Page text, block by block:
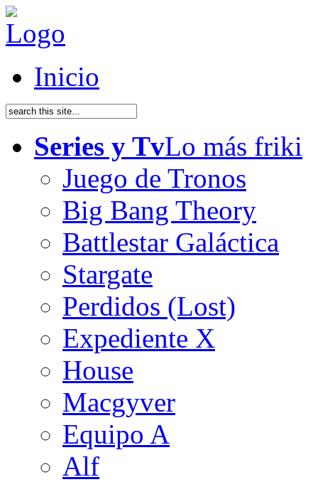
Inicio
Series y TvLo más friki
Juego de Tronos
Big Bang Theory
Battlestar Galáctica
Stargate
Perdidos (Lost)
Expediente X
House
Macgyver
Equipo A
Alf